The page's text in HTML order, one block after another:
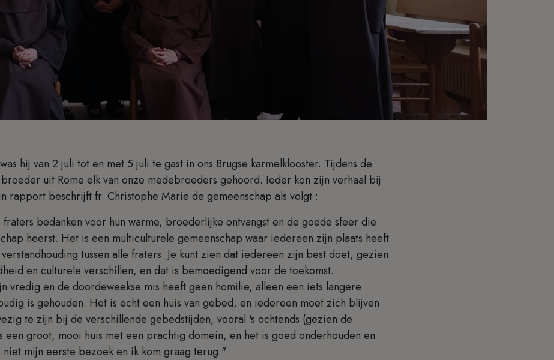
hij van 2 juli tot en met 5 juli te gast in ons Brugse karmelklooster. Tijdens de
uit Rome elk van onze medebroeders gehoord. Ieder kon zijn verhaal bij
rapport beschrijft fr. Christophe Marie de gemeenschap als volgt :
bedanken voor hun warme, broederlijke ontvangst en de goede sfeer die
heerst. Het is een multiculturele gemeenschap waar iedereen zijn plaats heeft
tussen alle fraters. Je kunt zien dat iedereen zijn best doet, gezien
en culturele verschillen, en dat is bemoedigend voor de toekomst.
vredig en de doordeweekse mis heeft geen homilie, alleen een iets langere
is gehouden. Het is echt een huis van gebed, en iedereen moet zich blijven
te zijn bij de verschillende gebedstijden, vooral 's ochtends (gezien de
een groot, mooi huis met een prachtig domein, en het is goed onderhouden en
mijn eerste bezoek en ik kom graag terug."